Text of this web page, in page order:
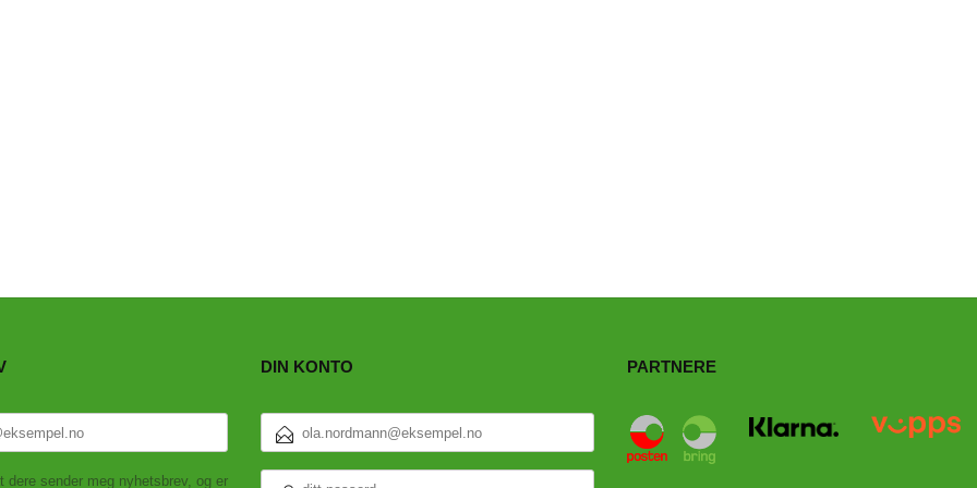
dere sender meg nyhetsbrev, og er
DIN KONTO
POSTADRESSE
PARTNERE